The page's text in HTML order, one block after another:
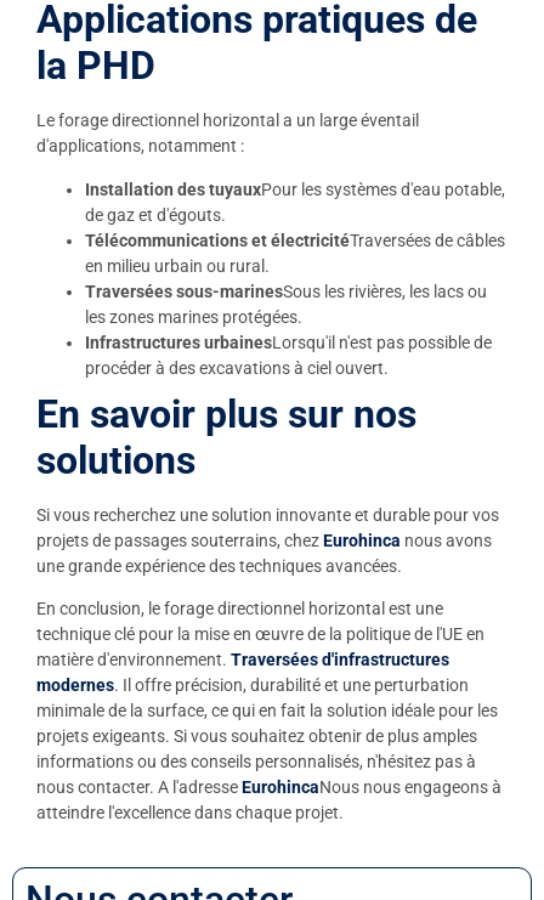
Applications pratiques de
la PHD
Le forage directionnel horizontal a un large éventail
d'applications, notamment :
Installation des tuyauxPour les systèmes d'eau potable,
de gaz et d'égouts.
Télécommunications et électricitéTraversées de câbles
en milieu urbain ou rural.
Traversées sous-marinesSous les rivières, les lacs ou
les zones marines protégées.
Infrastructures urbainesLorsqu'il n'est pas possible de
procéder à des excavations à ciel ouvert.
En savoir plus sur nos
solutions
Si vous recherchez une solution innovante et durable pour vos
projets de passages souterrains, chezEurohinca nous avons
une grande expérience des techniques avancées.
En conclusion, le forage directionnel horizontal est une
technique clé pour la mise en œuvre de la politique de l'UE en
matière d'environnement. Traversées d'infrastructures
modernes. Il offre précision, durabilité et une perturbation
minimale de la surface, ce qui en fait la solution idéale pour les
projets exigeants. Si vous souhaitez obtenir de plus amples
informations ou des conseils personnalisés, n'hésitez pas à
nous contacter. A l'adresseEurohincaNous nous engageons à
atteindre l'excellence dans chaque projet.